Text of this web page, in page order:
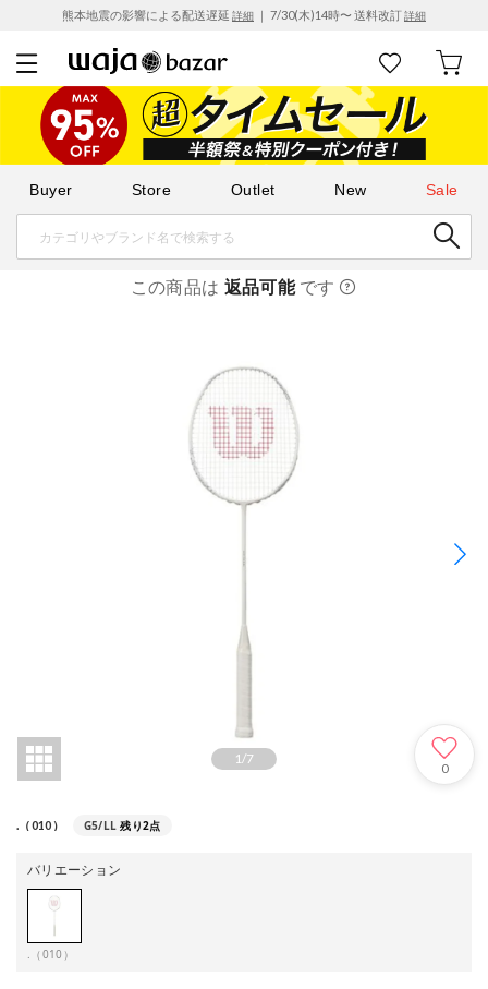
熊本地震の影響による配送遅延 詳細 ｜ 7/30(木)14時〜 送料改訂詳細
Buyer Store Outlet New Sale
この商品は 返品可能です
1 /7
0
.（010） G5/LL 残り2点
バリエーション
.（010）